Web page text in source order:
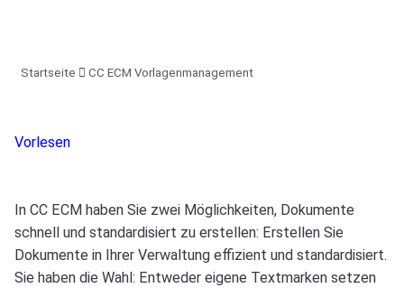
Startseite CC ECM Vorlagenmanagement
Vorlesen
In CC ECM haben Sie zwei Möglichkeiten, Dokumente
schnell und standardisiert zu erstellen: Erstellen Sie
Dokumente in Ihrer Verwaltung effizient und standardisiert.
Sie haben die Wahl: Entweder eigene Textmarken setzen